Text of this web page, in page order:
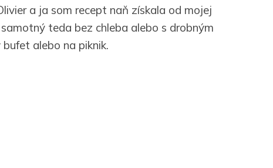
a ja som recept naň získala od mojej
teda bez chleba alebo s drobným
alebo na piknik.